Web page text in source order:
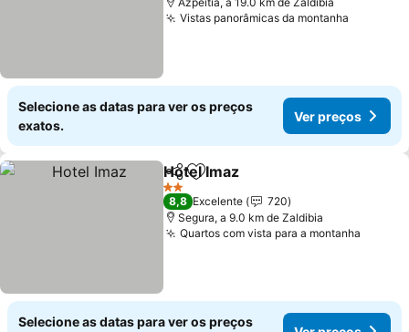
Vistas panorâmicas da montanha
Selecione as datas para ver os preços
exatos.
Ver preços
PartilharAdicionar aos favoritos
Hotel Imaz
2 Estrelas
8,8 Excelente
720
Segura, a 9.0 km de Zaldibia
Quartos com vista para a montanha
Selecione as datas para ver os preços